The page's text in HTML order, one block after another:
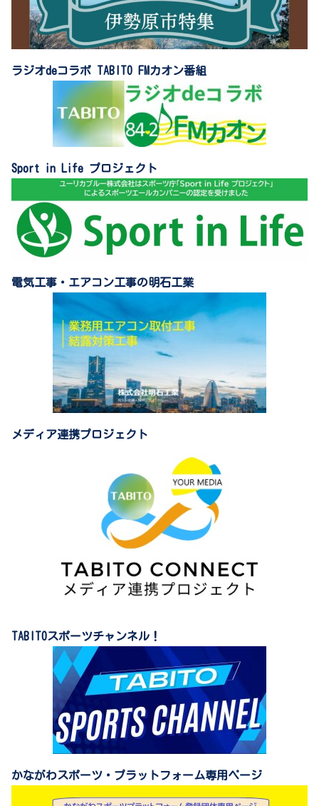
ラジオdeコラボ TABITO FMカオン番組
Sport in Life プロジェクト
電気工事・エアコン工事の明石工業
メディア連携プロジェクト
TABITOスポーツチャンネル！
かながわスポーツ・プラットフォーム専用ページ